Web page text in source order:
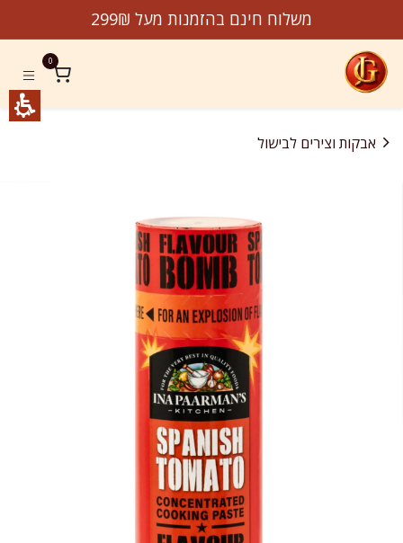
משלוח חינם בהזמנות מעל 299₪
0
אבקות וצירים לבישול